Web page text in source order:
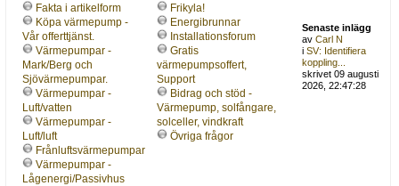
Fakta i artikelform
Köpa värmepump -
Vår offerttjänst.
Värmepumpar -
Mark/Berg och
Sjövärmepumpar.
Värmepumpar -
Luft/vatten
Värmepumpar -
Luft/luft
Frånluftsvärmepumpar
Värmepumpar -
Lågenergi/Passivhus
Frikyla!
Energibrunnar
Installationsforum
Gratis
värmepumpsoffert,
Support
Bidrag och stöd -
Värmepump, solfångare,
solceller, vindkraft
Övriga frågor
Senaste inlägg
avCarl N
iSV: Identifiera
koppling...
skrivet 09 augusti
2026, 22:47:28